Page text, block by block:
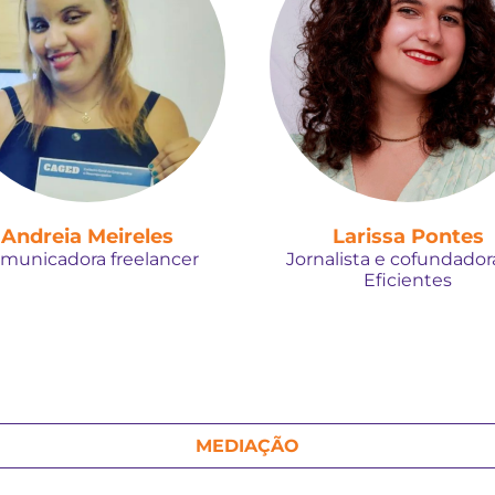
Andreia Meireles
freelancer
Larissa Pontes
Jornalista e
Eficientes
MEDIAÇÃO